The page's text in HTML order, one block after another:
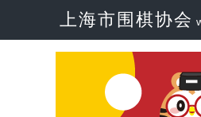
上海市围棋协会